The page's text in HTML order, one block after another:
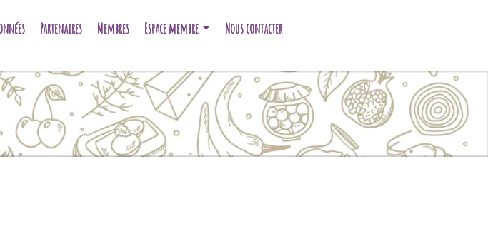
Partenaires Membres Espace membre Nous contacter